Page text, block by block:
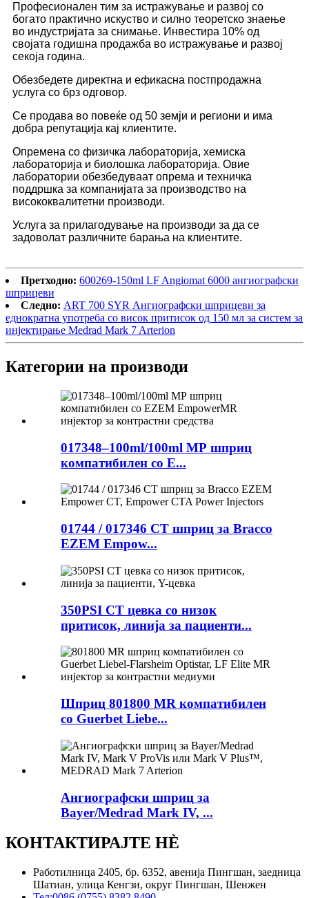
Професионален тим за истражување и развој со
богато практично искуство и силно теоретско знаење
во индустријата за снимање. Инвестира 10% од
својата годишна продажба во истражување и развој
секоја година.
Обезбедете директна и ефикасна постпродажна
услуга со брз одговор.
Се продава во повеќе од 50 земји и региони и има
добра репутација кај клиентите.
Опремена со физичка лабораторија, хемиска
лабораторија и биолошка лабораторија. Овие
лаборатории обезбедуваат опрема и техничка
поддршка за компанијата за производство на
висококвалитетни производи.
Услуга за прилагодување на производи за да се
задоволат различните барања на клиентите.
Претходно: 600269-150ml LF Angiomat 6000 ангиографски
шприцеви
Следно: ART 700 SYR Ангиографски шприцеви за
еднократна употреба со висок притисок од 150 мл за систем за
инјектирање Medrad Mark 7 Arterion
Категории на производи
017348–100ml/100ml МР шприц
компатибилен со Е...
01744 / 017346 CT шприц за Bracco
EZEM Empow...
350PSI CT цевка со низок
притисок, линија за пациенти...
Шприц 801800 MR компатибилен
со Guerbet Liebe...
Ангиографски шприц за
Bayer/Medrad Mark IV, ...
КОНТАКТИРАЈТЕ НÈ
Работилница 2405, бр. 6352, авенија Пингшан, заедница
Шатиан, улица Кенгзи, округ Пингшан, Шенжен